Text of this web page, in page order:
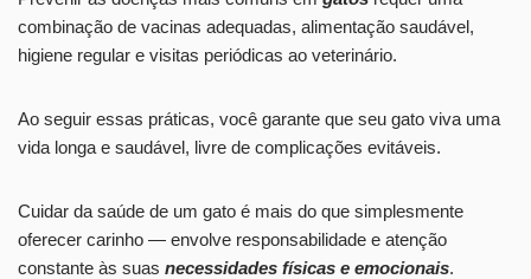
combinação de vacinas adequadas, alimentação saudável,
higiene regular e visitas periódicas ao veterinário.
Ao seguir essas práticas, você garante que seu gato viva uma
vida longa e saudável, livre de complicações evitáveis.
Cuidar da saúde de um gato é mais do que simplesmente
oferecer carinho — envolve responsabilidade e atenção
constante às suas necessidades físicas e emocionais.